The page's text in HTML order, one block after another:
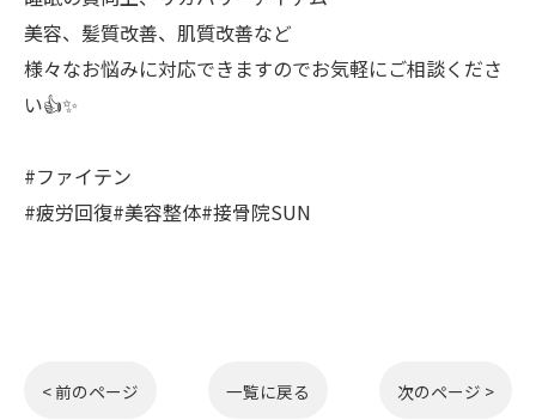
美容、髪質改善、肌質改善など
様々なお悩みに対応できますのでお気軽にご相談くださ
い👍✨
#ファイテン
#疲労回復#美容整体#接骨院SUN
< 前のページ 一覧に戻る 次のページ >